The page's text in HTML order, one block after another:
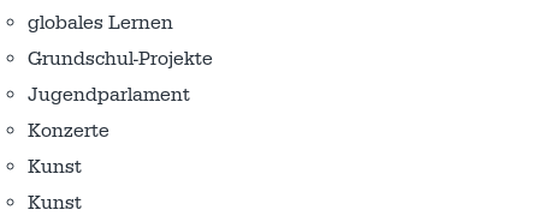
globales Lernen
Grundschul-Projekte
Jugendparlament
Konzerte
Kunst
Kunst